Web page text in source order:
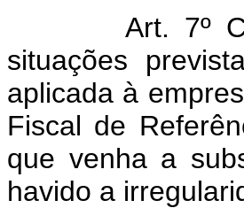
Art. 7º
situações
aplicada à
Fiscal de
que venha a
havido a